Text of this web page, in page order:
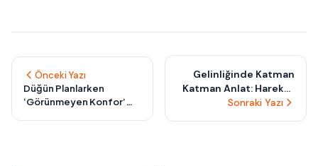
Önceki Yazı
Düğün Planlarken
‘Görünmeyen Konfor’
Sonraki Yazı
Gelinliğinde Katman
Katman Anlat: Hareket
Ettikçe Farklılaşan